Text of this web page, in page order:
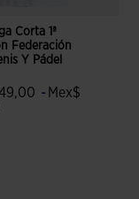
Corta 1ª
Federación
Y Pádel
- Mex$